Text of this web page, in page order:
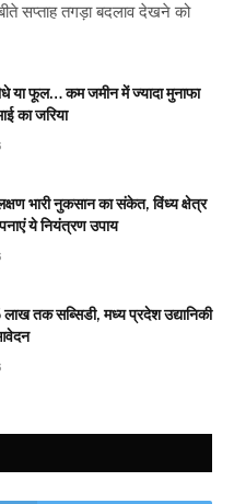
सप्ताह तगड़ा बदलाव देखने को
या फूल… कम जमीन में ज्यादा मुनाफा
का जरिया
भारी नुकसान का संकेत, विंध्य क्षेत्र
ये नियंत्रण उपाय
तक सब्सिडी, मध्य प्रदेश उद्यानिकी